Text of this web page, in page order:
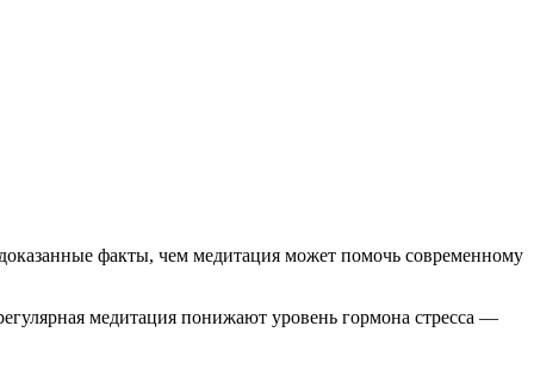
факты, чем медитация может помочь современному
медитация понижают уровень гормона стресса —